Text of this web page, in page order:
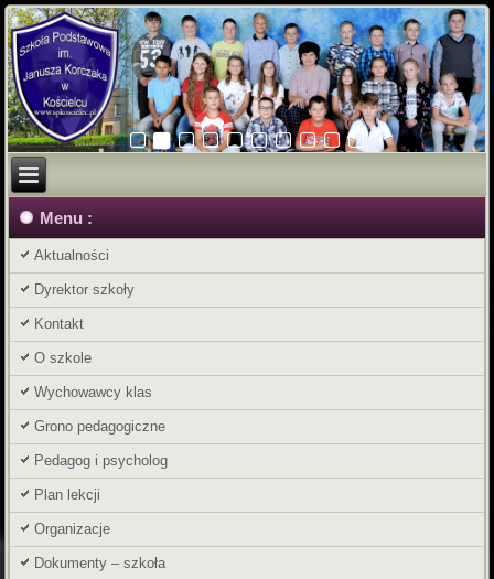
Menu :
Aktualności
Dyrektor szkoły
Kontakt
O szkole
Wychowawcy klas
Grono pedagogiczne
Pedagog i psycholog
Plan lekcji
Organizacje
Dokumenty – szkoła